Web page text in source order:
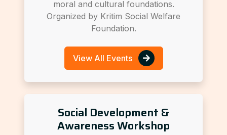
moral and cultural foundations.
Organized by Kritim Social Welfare
Foundation.
View All Events
Social Development &
Awareness Workshop